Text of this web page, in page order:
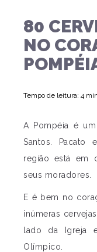
80
NO
Tempo de leitura: 4
A Pompéia é
Santos. Pacato
região está em
seus moradores.
E é bem no
inúmeras
lado da Igreja
Olímpico.